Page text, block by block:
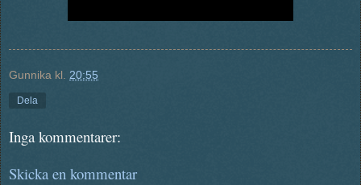
Gunnika kl. 20:55
Dela
Inga kommentarer:
Skicka en kommentar